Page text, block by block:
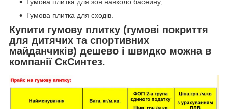
Гумова плитка для зон навколо басейну;
Гумова плитка для сходів.
Купити гумову плитку (гумові покриття
для дитячих та спортивних
майданчиків) дешево і швидко можна в
компанії СкСинтез.